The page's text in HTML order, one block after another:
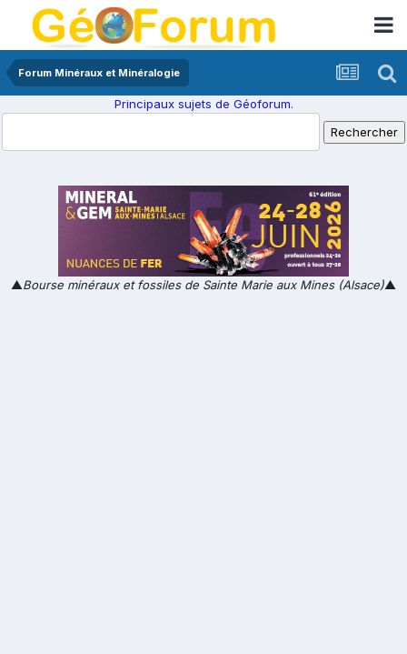
Forum Minéraux et Minéralogie
Principaux sujets de Géoforum.
▲Bourse minéraux et fossiles de Sainte Marie aux Mines (Alsace)▲